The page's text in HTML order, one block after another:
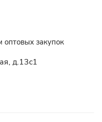
оптовых закупок
д.13c1